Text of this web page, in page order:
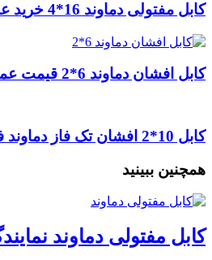
کابل مفتولی دماوند 16*4 خرید عمده
کابل افشان دماوند 6*2 قیمت عمده
کابل 10*2 افشان تک فاز دماوند فروش ویژه
همچنین ببینید
کابل مفتولی دماوند